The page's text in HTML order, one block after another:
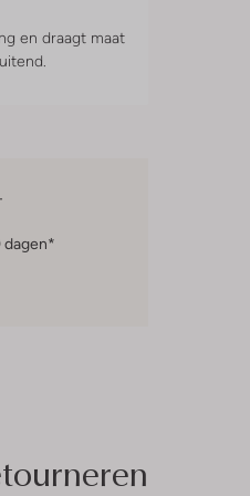
en draagt maat
dagen*